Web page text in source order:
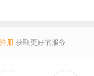
注册 获取更好的服务